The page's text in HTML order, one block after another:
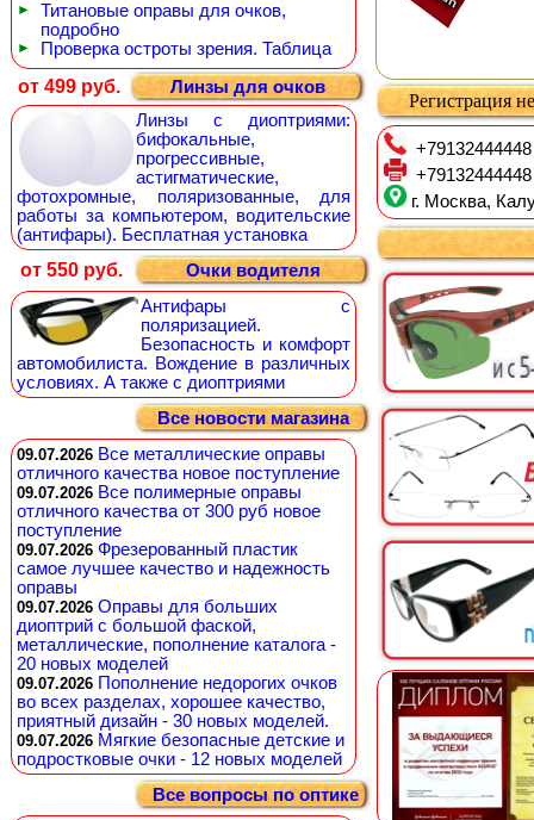
►
Титановые оправы для очков,
подробно
► Проверка остроты зрения. Таблица
от 499 руб.
Линзы для очков
Линзы с диоптриями:
бифокальные,
прогрессивные,
астигматические,
фотохромные, поляризованные, для
работы за компьютером, водительские
(антифары). Бесплатная установка
от 550 руб.
Очки водителя
Антифары с
поляризацией.
Безопасность и комфорт
автомобилиста. Вождение в различных
условиях. А также с диоптриями
Все новости магазина
09.07.2026 Все металлические оправы
отличного качества новое поступление
09.07.2026 Все полимерные оправы
отличного качества от 300 руб новое
поступление
09.07.2026 Фрезерованный пластик
самое лучшее качество и надежность
оправы
09.07.2026 Оправы для больших
диоптрий с большой фаской,
металлические, пополнение каталога -
20 новых моделей
09.07.2026 Пополнение недорогих очков
во всех разделах, хорошее качество,
приятный дизайн - 30 новых моделей.
09.07.2026 Мягкие безопасные детские и
подростковые очки - 12 новых моделей
Все вопросы по оптике
Регистрация
+79132444448
+79132444448
г. Москва,